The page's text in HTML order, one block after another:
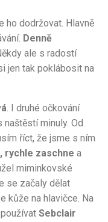
ho dodržovat. Hlavně
Denně
ale s radostí
jen tak poklábosit na
. I druhé očkování
naštěstí minuly. Od
říct, že jsme s ním
rychle zaschne a
miminkovské
se začaly dělat
kůže na hlavičce. Na
Sebclair